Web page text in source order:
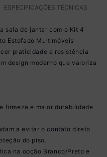
ESPECIFICAÇÕES TÉCNICAS
sala de jantar com o Kit 4
Estofado Multimóveis
praticidade e resistência
design moderno que valoriza
firmeza e maior durabilidade
a evitar o contato direto
do piso.
na opção Branco/Preto e